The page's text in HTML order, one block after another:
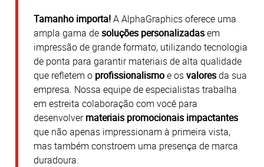
Tamanho importa!A AlphaGraphics oferece uma
ampla gama desoluções personalizadasem
impressão de grande formato, utilizando tecnologia
de ponta para garantir materiais de alta qualidade
que refletem o profissionalismoe osvaloresda sua
empresa. Nossa equipe de especialistas trabalha
em estreita colaboração com você para
desenvolvermateriais promocionais impactantes
que não apenas impressionam à primeira vista,
mas também constroem uma presença de marca
duradoura.